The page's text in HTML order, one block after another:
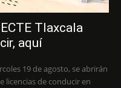
Tlaxcala
aquí
19 de agosto, se abrirán
licencias de conducir en